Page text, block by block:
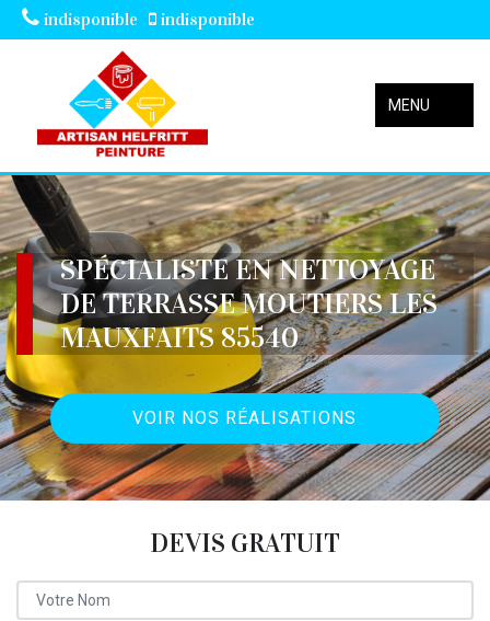
indisponible indisponible
MENU
SPÉCIALISTE EN NETTOYAGE
DE TERRASSE MOUTIERS LES
MAUXFAITS 85540
VOIR NOS RÉALISATIONS
DEVIS GRATUIT